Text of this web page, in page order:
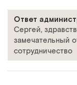
Ответ
Сергей,
замечательный
сотрудничество